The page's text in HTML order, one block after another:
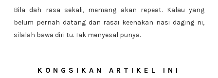
Bila dah rasa sekali, memang akan repeat. Kalau yang
belum pernah datang dan rasai keenakan nasi daging ni,
silalah bawa diri tu. Tak menyesal punya.
KONGSIKAN ARTIKEL INI